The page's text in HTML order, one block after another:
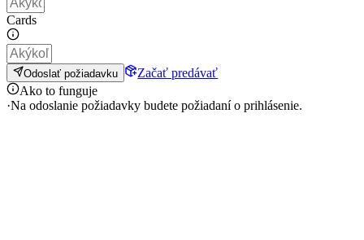
Cards
Odoslať požiadavku
Začať predávať
Ako to funguje
·Na odoslanie požiadavky budete požiadaní o prihlásenie.